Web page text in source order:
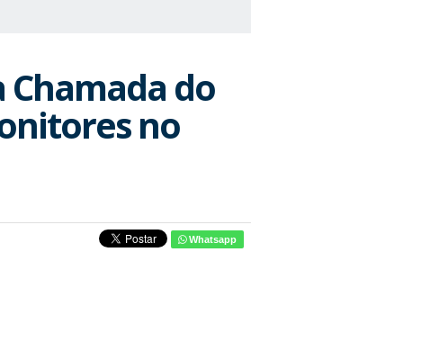
Chamada do
no
Whatsapp